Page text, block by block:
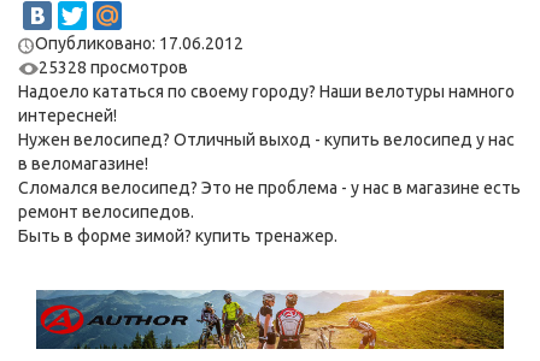
Опубликовано: 17.06.2012
25328 просмотров
Надоело кататься по своему городу? Наши велотуры намного
интересней!
Нужен велосипед? Отличный выход - купить велосипед у нас
в веломагазине!
Сломался велосипед? Это не проблема - у нас в магазине есть
ремонт велосипедов.
Быть в форме зимой? купить тренажер.